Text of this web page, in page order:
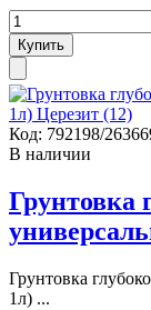
Код: 792198/
В наличии
Грунтовка
Грунтовка
1л) ...